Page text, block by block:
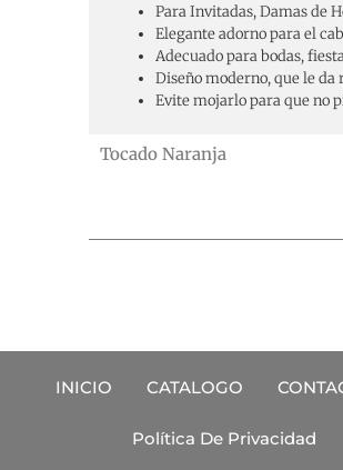
Para Invitadas, Damas de
Elegante adorno para el
Adecuado para bodas,
Diseño moderno, que le da
Evite mojarlo para que no
Tocado Naranja
INICIO CATALOGO
Política De Privacidad